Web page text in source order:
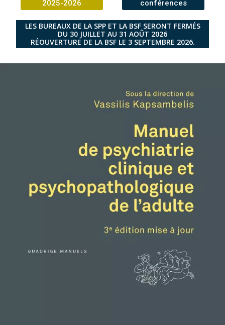
2025-2026
conférences
LES BUREAUX DE LA SPP ET LA BSF SERONT FERMÉS
DU 30 JUILLET AU 31 AOÛT 2026
RÉOUVERTURE DE LA BSF LE 3 SEPTEMBRE 2026.